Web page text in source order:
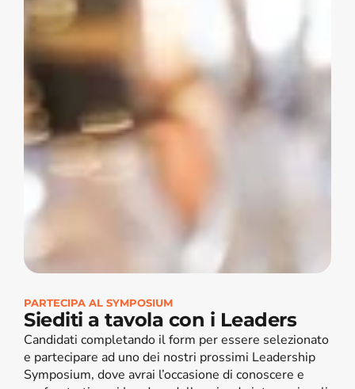
PARTECIPA AL SYMPOSIUM
Siediti a tavola con i Leaders
Candidati completando il form per essere selezionato
e partecipare ad uno dei nostri prossimi Leadership
Symposium, dove avrai l’occasione di conoscere e